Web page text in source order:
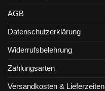
AGB
Datenschutzerklärung
Widerrufsbelehrung
Zahlungsarten
Versandkosten & Lieferzeiten